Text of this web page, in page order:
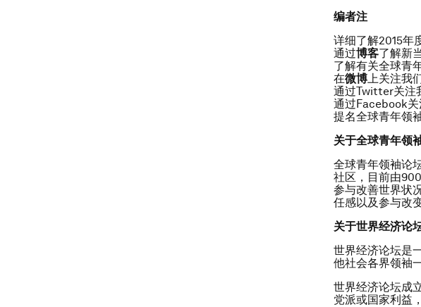
编者注
详细了解2015年
通过博客了解新
了解有关全球青
在微博上关注我
通过Twitter关注
通过Facebook关
提名全球青年领
关于全球青年领
全球青年领袖论
社区，目前由
参与改善世界状
任感以及参与改
关于世界经济论
世界经济论坛是
他社会各界领袖
世界经济论坛成
党派或国家利益